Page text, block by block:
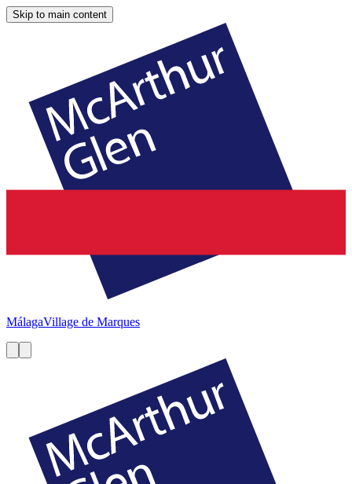
Skip to main content
MálagaVillage de Marques